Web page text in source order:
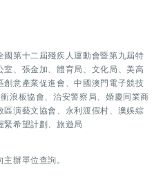
第十二屆殘疾人運動會暨第九屆特
、張金加、體育局、文化局、美高
意產業促進會、中國澳門電子競技
浪板協會、治安警察局、婚慶同業商
演藝文協會、永利渡假村、澳娛綜
希望計劃、旅遊局
辦單位查詢。